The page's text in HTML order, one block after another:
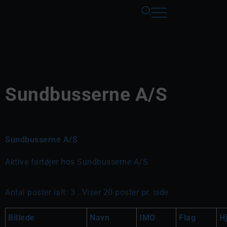
Sundbusserne A/S
Sundbusserne A/S
Aktive fartøjer hos Sundbusserne A/S.
Antal poster ialt: 3 . Viser 20 poster pr. side
Billede Navn IMO Flag